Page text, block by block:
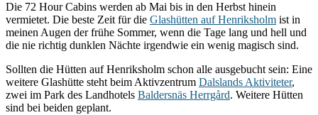
Die 72 Hour Cabins werden ab Mai bis in den Herbst hinein
vermietet. Die beste Zeit für die Glashütten auf Henriksholm ist in
meinen Augen der frühe Sommer, wenn die Tage lang und hell und
die nie richtig dunklen Nächte irgendwie ein wenig magisch sind.
Sollten die Hütten auf Henriksholm schon alle ausgebucht sein: Eine
weitere Glashütte steht beim Aktivzentrum Dalslands Aktiviteter,
zwei im Park des Landhotels Baldersnäs Herrgård. Weitere Hütten
sind bei beiden geplant.